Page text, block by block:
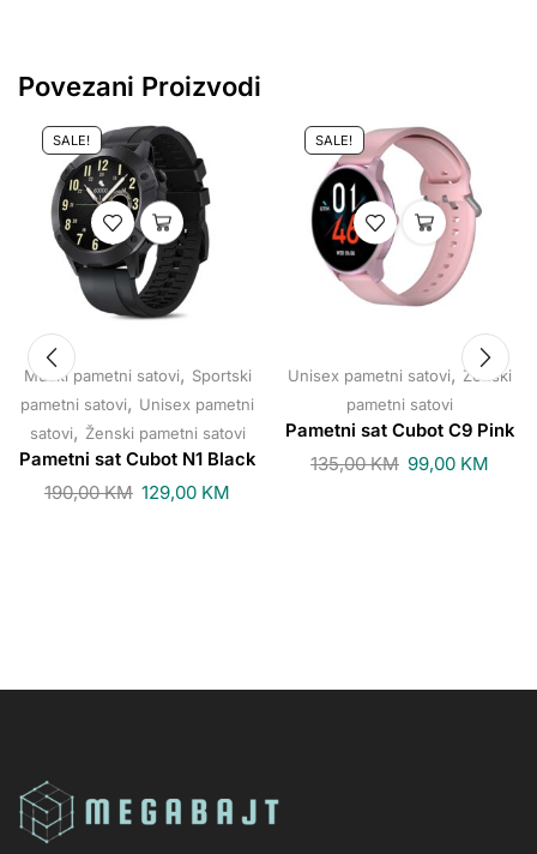
Povezani Proizvodi
SALE!
Muški pametni satovi, Sportski
pametni satovi, Unisex pametni
satovi, Ženski pametni satovi
Pametni sat Cubot N1 Black
190,00KM 129,00 KM
SALE!
Unisex pametni satovi, Ženski
pametni satovi
Pametni sat Cubot C9 Pink
135,00KM 99,00 KM